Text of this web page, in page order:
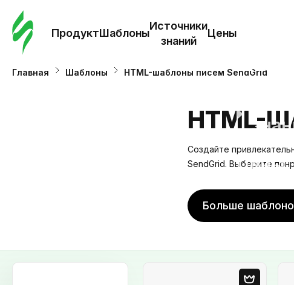
ПродуктШаблоны
Источники
знаний
Цены
Цены
Главная Шаблоны HTML-шаблоны писем SendGrid
HTML-
Создайте
SendGrid. Выберите
Больше